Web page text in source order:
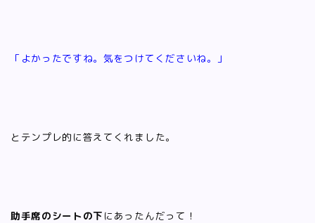
「よかったですね。気をつけてくださいね。」
とテンプレ的に答えてくれました。
助手席のシートの下 にあったんだって！